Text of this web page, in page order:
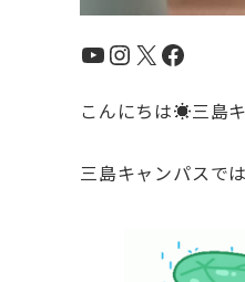
YouTube
Instagram
X
こんにちは☀️三島
三島キャンパスで